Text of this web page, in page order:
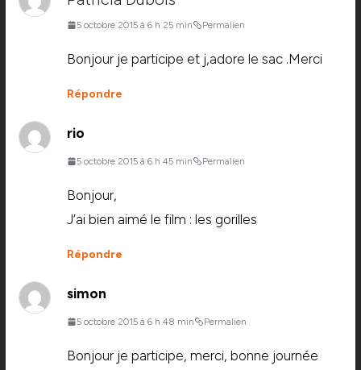
5 octobre 2015 à 6 h 25 min Permalien
Bonjour je participe et j,adore le sac .Merci
Répondre
rio
5 octobre 2015 à 6 h 45 min Permalien
Bonjour,
J’ai bien aimé le film : les gorilles
Répondre
simon
5 octobre 2015 à 6 h 48 min Permalien
Bonjour je participe, merci, bonne journée